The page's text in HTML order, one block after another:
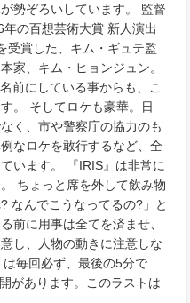
勢ぞろいしています。 監督
の百想芸術大賞 新人演出
受賞した、キム・ギュテ監
家、キム・ヒョンジュン。
前にしている事からも、こ
。 そしてロケも豪華。日
く、市や警察庁の協力のも
なロケを敢行するなど、全
います。 『IRIS』は非常に
ちょっと席を外して飲み物
なんでこうなってるの?」と
前に用事は全てを済ませ、
し、人物の動きに注意しな
毎回必ず、最後の5分で
があります。このラストは